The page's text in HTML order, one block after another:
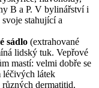
B a P. V bylinářství i
stahující a
sádlo (extrahované
lidský tuk. Vepřové
mastí: velmi dobře se
léčivých látek
dermatitid.